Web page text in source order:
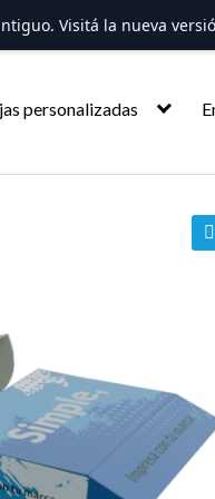
personalizadas
Visitá la nueva